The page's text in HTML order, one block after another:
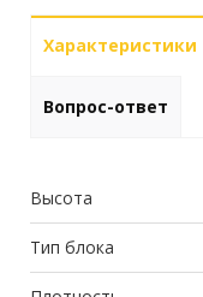
Характеристики
Вопрос-ответ
Высота
Тип блока